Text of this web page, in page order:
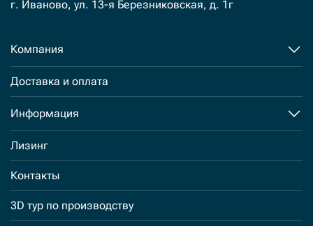
г. Иваново, ул. 13-я Березниковская, д. 1г
Компания
Доставка и оплата
Информация
Лизинг
Контакты
3D тур по производству